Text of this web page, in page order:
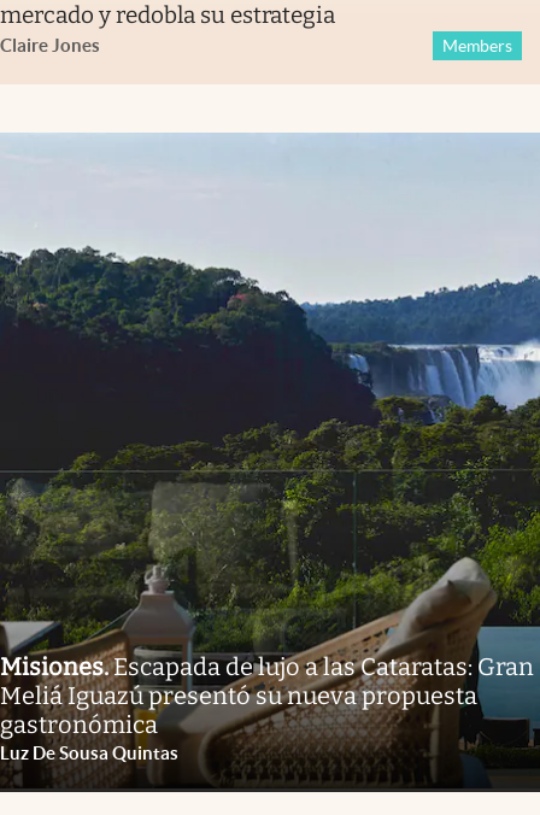
mercado y redobla su estrategia
Claire Jones Members
Misiones.Escapada de lujo a las Cataratas: Gran
Meliá Iguazú presentó su nueva propuesta
gastronómica
Luz De Sousa Quintas